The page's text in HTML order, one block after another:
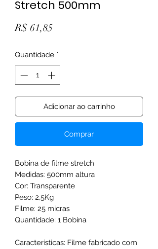
Stretch 500mm
R$ 61,85
Quantidade *
Adicionar ao carrinho
Comprar
Bobina de filme stretch
Medidas: 500mm altura
Cor: Transparente
Peso: 2,5Kg
Filme: 25 micras
Quantidade: 1 Bobina
Características: Filme fabricado com